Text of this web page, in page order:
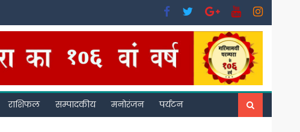
राशिफल सम्पादकीय मनोरंजन पर्यटन